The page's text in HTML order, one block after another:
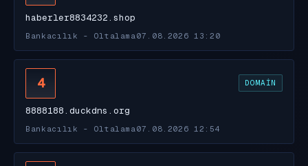
haberler8834232.shop
Bankacılık - Oltalama 07.08.2026 13:20
4 DOMAIN
8888188.duckdns.org
Bankacılık - Oltalama 07.08.2026 12:54